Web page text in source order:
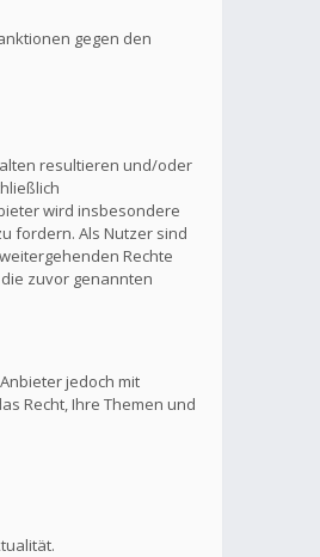
gegen den
resultieren und/oder
wird insbesondere
fordern. Als Nutzer sind
Rechte
zuvor genannten
jedoch mit
Recht, Ihre Themen und